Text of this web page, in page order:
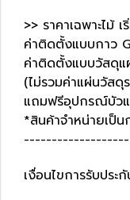
>> ราคาเฉพาะไม้
ค่าติดตั้งแบบกาว
ค่าติดตั้งแบบวัสดุ
(ไม่รวมค่าแผ่นวัส
แถมฟรีอุปกรณ์บัวแ
*สินค้าจำหน่ายเป็
เงื่อนไขการรับประ